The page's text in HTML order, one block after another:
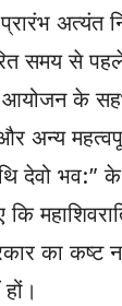
अत्यंत
समय से
आयोजन के
अन्य
देवो भव:”
कि
का कष्ट